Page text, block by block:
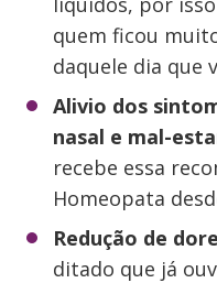
quem ficou
daquele dia que
Alivio dos
nasal e mal-
recebe essa
Homeopata
Redução de
ditado que já